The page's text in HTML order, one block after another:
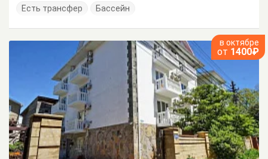
Есть трансфер
Бассейн
в октябре
от 1400₽